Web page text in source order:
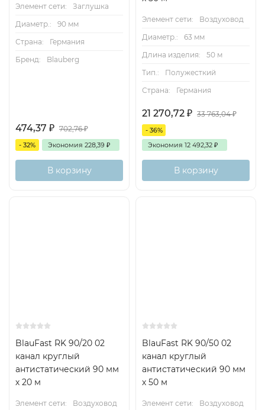
Элемент сети:
Заглушка
Диаметр.:
90 мм
Страна:
Германия
Бренд:
Blauberg
474,37 ₽ 702,76₽
- 32% Экономия 228,39 ₽
В корзину
Элемент сети:
Воздуховод
Диаметр.:
63 мм
Длина изделия:
50 м
Тип.:
Полужесткий
Страна:
Германия
21 270,72 ₽ 33 763,04₽
- 36%
Экономия 12 492,32 ₽
В корзину
BlauFast RK 90/20 02
канал круглый
антистатический 90 мм
х 20 м
Элемент сети:
Воздуховод
BlauFast RK 90/50 02
канал круглый
антистатический 90 мм
х 50 м
Элемент сети:
Воздуховод